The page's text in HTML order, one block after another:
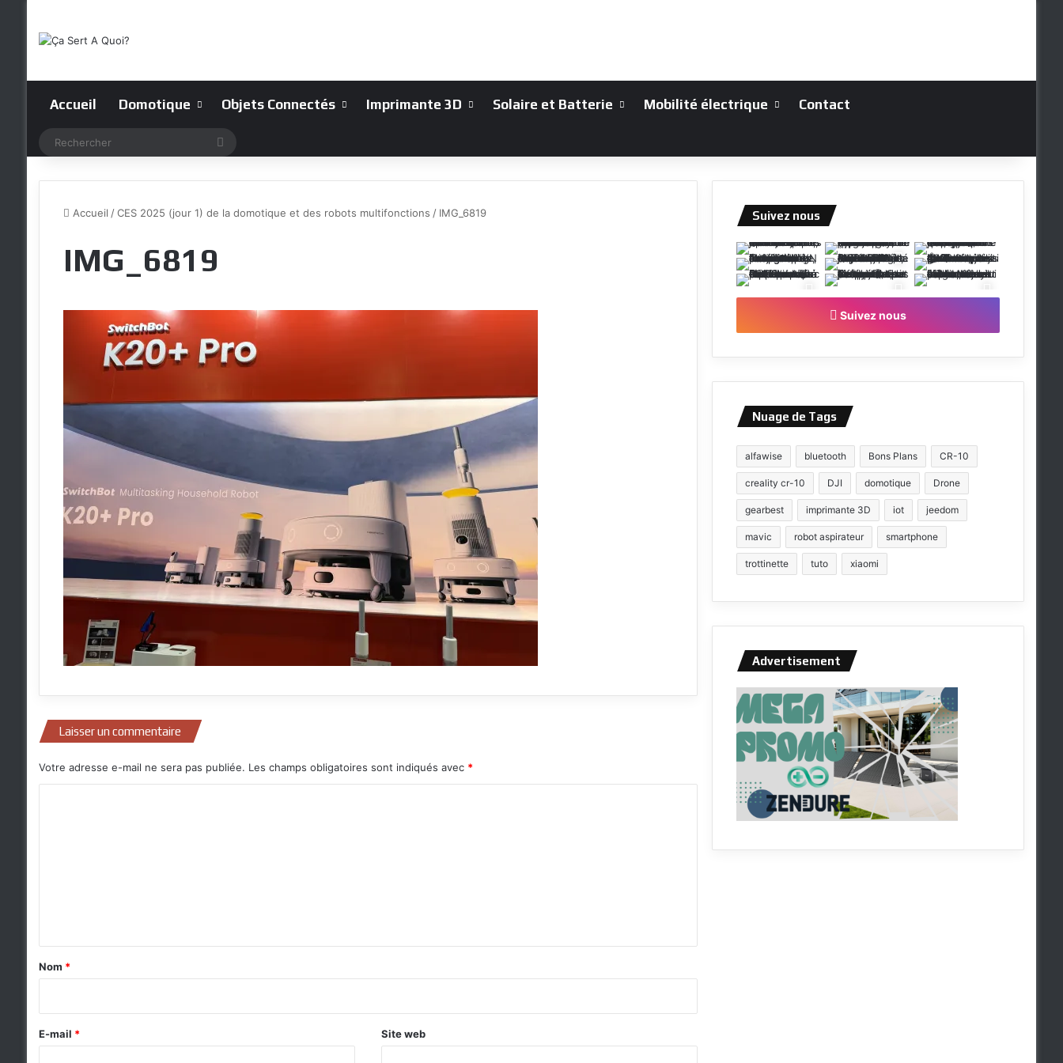
Accueil Domotique Objets Connectés Imprimante 3D Solaire et Batterie Mobilité électrique Contact
Accueil / CES 2025 (jour 1) de la domotique et des robots multifonctions / IMG_6819
IMG_6819
Laisser un commentaire
Votre adresse e-mail ne sera pas publiée. Les champs obligatoires sont indiqués avec *
a
e
Nom *
E-mail * Site web
Suivez nous
Suivez nous
Nuage de Tags
alfawise bluetooth Bons Plans CR-10
creality cr-10 DJI domotique Drone
gearbest imprimante 3D iot jeedom
mavic robot aspirateur smartphone
trottinette tuto xiaomi
Advertisement